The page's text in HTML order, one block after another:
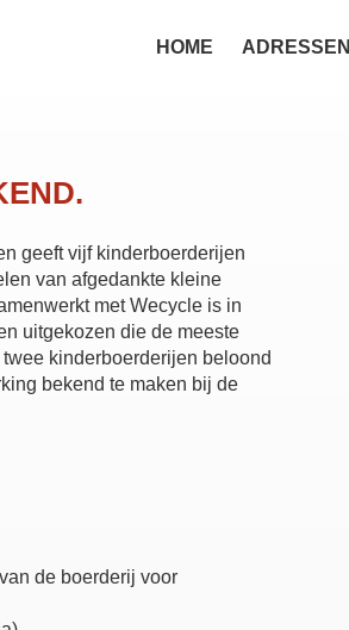
HOME ADRESSEN
geeft vijf kinderboerderijen
van afgedankte kleine
met Wecycle is in
uitgekozen die de meeste
kinderboerderijen beloond
bekend te maken bij de
de boerderij voor